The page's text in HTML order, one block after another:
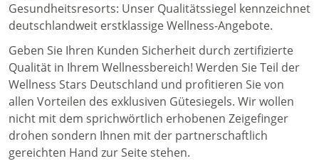
Gesundheitsresorts: Unser Qualitätssiegel kennzeichnet
deutschlandweit erstklassige Wellness-Angebote.
Geben Sie Ihren Kunden Sicherheit durch zertifizierte
Qualität in Ihrem Wellnessbereich! Werden Sie Teil der
Wellness Stars Deutschland und profitieren Sie von
allen Vorteilen des exklusiven Gütesiegels. Wir wollen
nicht mit dem sprichwörtlich erhobenen Zeigefinger
drohen sondern Ihnen mit der partnerschaftlich
gereichten Hand zur Seite stehen.